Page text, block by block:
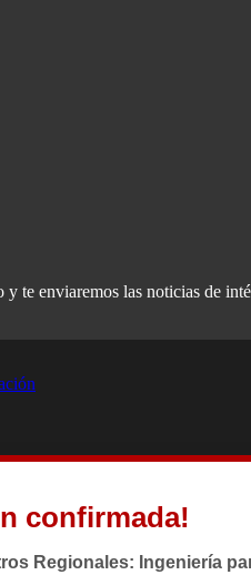
te enviaremos las noticias de
confirmada!
Regionales: Ingeniería